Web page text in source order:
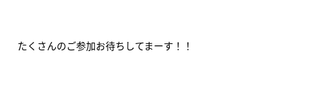
たくさんのご参加お待ちしてまーす！！